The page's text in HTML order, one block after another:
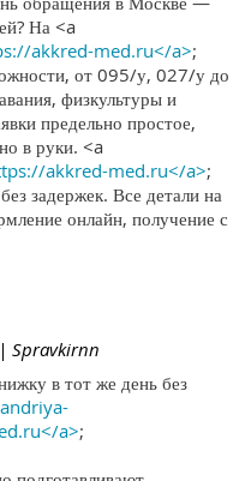
На <a
akkred-med.ru</a>;
от 095/у, 027/у до
физкультуры и
предельно простое,
в руки. <a
akkred-med.ru</a>;
задержек. Все детали на
онлайн, получение с
| Spravkirnn
в тот же день без
a>;